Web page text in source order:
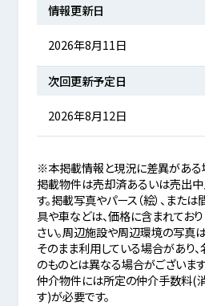
情報更新日
2026年8月11日
次回更新予定日
2026年8月12日
※本掲載情報と現況に差異がある
掲載物件は売却済あるいは売出
す。掲載写真やパース（絵）、また
具や車などは、価格に含まれてお
さい。周辺施設や周辺環境の写真
そのまま利用している場合があり、
のものとは異なる場合がございます
仲介物件には所定の仲介手数料(
す)が必要です。